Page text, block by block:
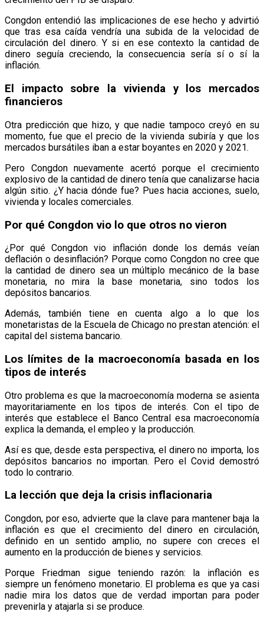
Congdon entendió las implicaciones de ese hecho y advirtió
que tras esa caída vendría una subida de la velocidad de
circulación del dinero. Y si en ese contexto la cantidad de
dinero seguía creciendo, la consecuencia sería sí o sí la
inflación.
El impacto sobre la vivienda y los mercados
financieros
Otra predicción que hizo, y que nadie tampoco creyó en su
momento, fue que el precio de la vivienda subiría y que los
mercados bursátiles iban a estar boyantes en 2020 y 2021.
Pero Congdon nuevamente acertó porque el crecimiento
explosivo de la cantidad de dinero tenía que canalizarse hacia
algún sitio. ¿Y hacia dónde fue? Pues hacia acciones, suelo,
vivienda y locales comerciales.
Por qué Congdon vio lo que otros no vieron
¿Por qué Congdon vio inflación donde los demás veían
deflación o desinflación? Porque como Congdon no cree que
la cantidad de dinero sea un múltiplo mecánico de la base
monetaria, no mira la base monetaria, sino todos los
depósitos bancarios.
Además, también tiene en cuenta algo a lo que los
monetaristas de la Escuela de Chicago no prestan atención: el
capital del sistema bancario.
Los límites de la macroeconomía basada en los
tipos de interés
Otro problema es que la macroeconomía moderna se asienta
mayoritariamente en los tipos de interés. Con el tipo de
interés que establece el Banco Central esa macroeconomía
explica la demanda, el empleo y la producción.
Así es que, desde esta perspectiva, el dinero no importa, los
depósitos bancarios no importan. Pero el Covid demostró
todo lo contrario.
La lección que deja la crisis inflacionaria
Congdon, por eso, advierte que la clave para mantener baja la
inflación es que el crecimiento del dinero en circulación,
definido en un sentido amplio, no supere con creces el
aumento en la producción de bienes y servicios.
Porque Friedman sigue teniendo razón: la inflación es
siempre un fenómeno monetario. El problema es que ya casi
nadie mira los datos que de verdad importan para poder
prevenirla y atajarla si se produce.